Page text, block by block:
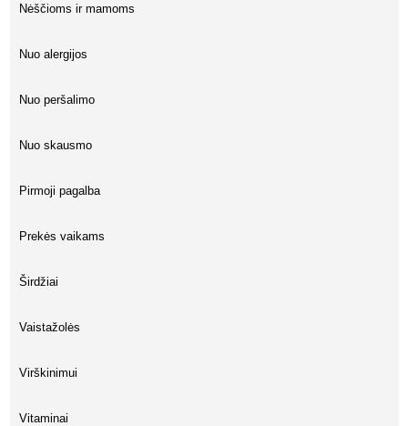
Nėščioms ir mamoms
Nuo alergijos
Nuo peršalimo
Nuo skausmo
Pirmoji pagalba
Prekės vaikams
Širdžiai
Vaistažolės
Virškinimui
Vitaminai